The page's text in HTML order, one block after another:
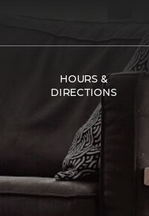
HOURS &
DIRECTIONS